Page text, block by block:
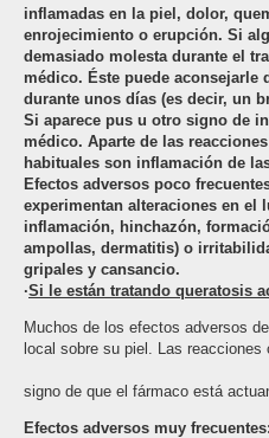
inflamadas en la piel, dolor,
enrojecimiento o erupción. Si
demasiado molesta durante el
médico. Éste puede aconsejarle
durante unos días (es decir, un
Si aparece pus u otro signo de
médico. Aparte de las
habituales son inflamación de
Efectos adversos poco
experimentan alteraciones en el
inflamación, hinchazón,
ampollas, dermatitis) o
gripales y cansancio.
·Si le están tratando queratosis
Muchos de los efectos adversos
local sobre su piel. Las
signo de que el fármaco está
Efectos adversos muy